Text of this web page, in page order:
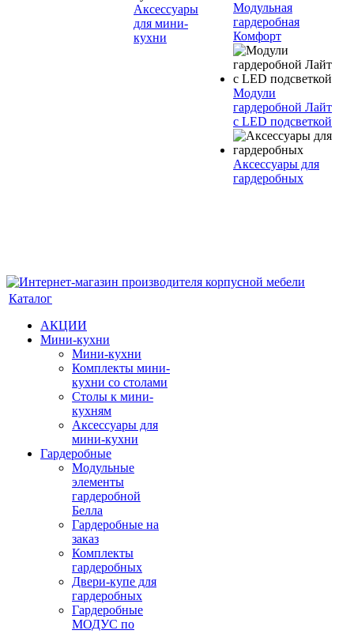
Аксессуары
для мини-
кухни
Модульная
гардеробная
Комфорт
Модули
гардеробной Лайт
с LED подсветкой
Аксессуары для
гардеробных
Каталог
АКЦИИ
Мини-кухни
Мини-кухни
Комплекты мини-
кухни со столами
Столы к мини-
кухням
Аксессуары для
мини-кухни
Гардеробные
Модульные
элементы
гардеробной
Белла
Гардеробные на
заказ
Комплекты
гардеробных
Двери-купе для
гардеробных
Гардеробные
МОДУС по